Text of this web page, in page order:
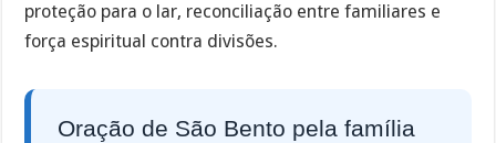
proteção para o lar, reconciliação entre familiares e
força espiritual contra divisões.
Oração de São Bento pela família